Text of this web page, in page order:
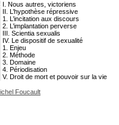
I. Nous autres, victoriens
II. L’hypothèse répressive
1. L’incitation aux discours
2. L’implantation perverse
III. Scientia sexualis
IV. Le dispositif de sexualité
1. Enjeu
2. Méthode
3. Domaine
4. Périodisation
V. Droit de mort et pouvoir sur la vie
Foucault